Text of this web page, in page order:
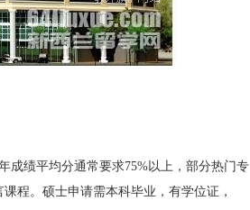
成绩平均分通常要求75%以上，部分热门专
程。硕士申请需本科毕业，有学位证，